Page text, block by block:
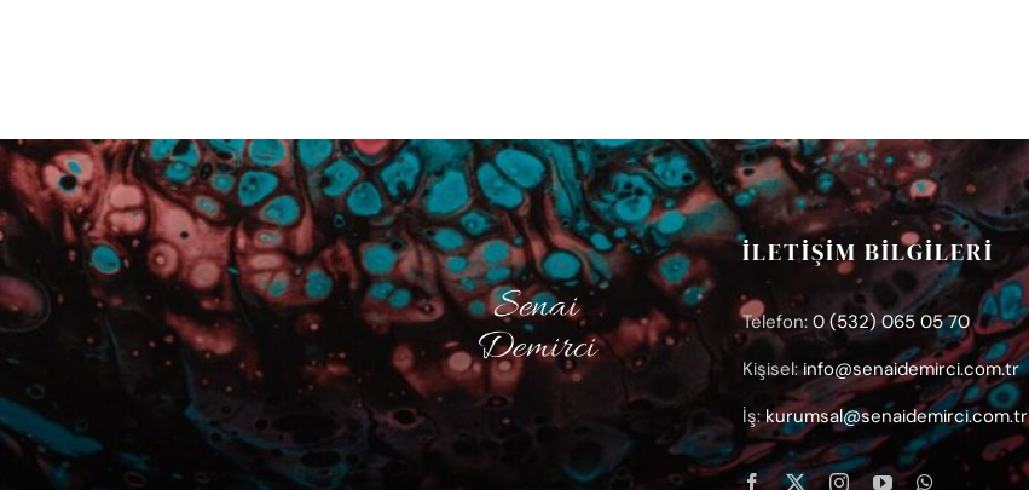
İLETİŞİM BİLGİLERİ
Telefon: 0 (532) 065 05 70
Kişisel: info@senaidemirci.com.tr
İş: kurumsal@senaidemirci.com.tr